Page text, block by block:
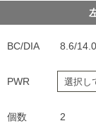
BC/DIA 8.6/14.0
PWR
個数 2